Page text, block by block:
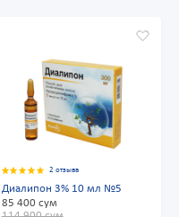
2 отзыва
Диалипон 3% 10 мл №5
85 400 сум